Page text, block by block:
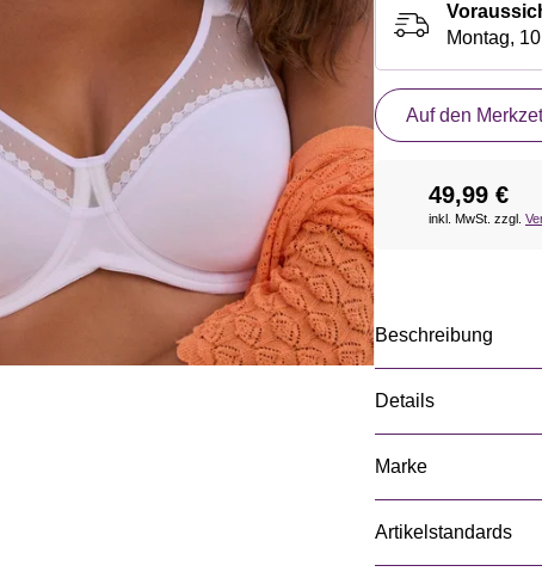
Montag,
Auf den
49,99 €
inkl. MwSt. zzgl.
Beschreibung
Details
Marke
Artikelstandards